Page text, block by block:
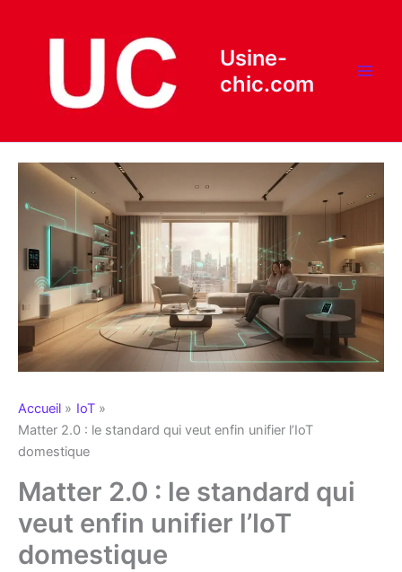
Usine-
chic.com
Accueil
IoT
Matter 2.0 : le standard qui veut enfin unifier l’IoT
domestique
Matter 2.0 : le standard qui
veut enfin unifier l’IoT
domestique